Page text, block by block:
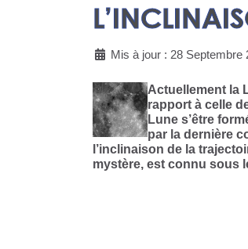
Mis à jour : 28 Septembre
Actuellement la
rapport à celle
Lune s’être
par la dernière
l’inclinaison de la
mystère, est connu sous